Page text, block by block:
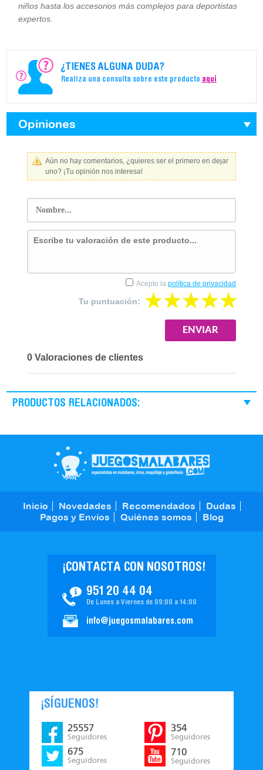
niños hasta los accesorios más complejos para deportistas
expertos.
¿TIENES ALGUNA DUDA?
Realiza una consulta sobre este producto aquí
Opiniones
Aún no hay comentarios, ¿quieres ser el primero en dejar
uno? ¡Tu opinión nos interesa!
0 Valoraciones de clientes
Tu puntuación:
Acepto la política de privacidad
PRODUCTOS RELACIONADOS:
Inicio Novedades Recomendados
Dudas
Pagos y Envíos
Quiénes somos Blog
951 20 44 04
¡CONTACTA CON NOSOTROS!
De Lunes a Viernes de 09:00 a 14:00
info@juegosmalabares.com
¡SÍGUENOS!
25557
Seguidores
675
Seguidores
354
Seguidores
710
Seguidores